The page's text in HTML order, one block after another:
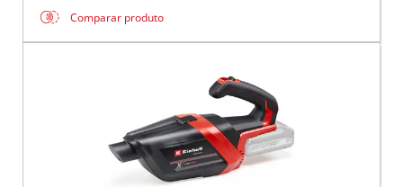
Comparar produto